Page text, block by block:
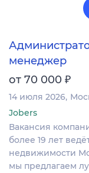
менеджер
от 70 000 ₽
14 июля 2026
Jobers
Вакансия
более 19 лет
недвижимости
мы предлагаем